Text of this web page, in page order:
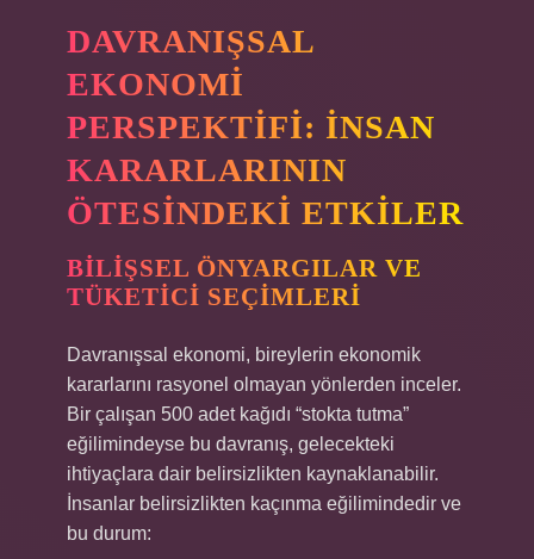
DAVRANIŞSAL
EKONOMI
PERSPEKTIFI: İNSAN
KARARLARININ
ÖTESINDEKI ETKILER
BILIŞSEL ÖNYARGILAR VE
TÜKETICI SEÇIMLERI
Davranışsal ekonomi, bireylerin ekonomik
kararlarını rasyonel olmayan yönlerden inceler.
Bir çalışan 500 adet kağıdı “stokta tutma”
eğilimindeyse bu davranış, gelecekteki
ihtiyaçlara dair belirsizlikten kaynaklanabilir.
İnsanlar belirsizlikten kaçınma eğilimindedir ve
bu durum: